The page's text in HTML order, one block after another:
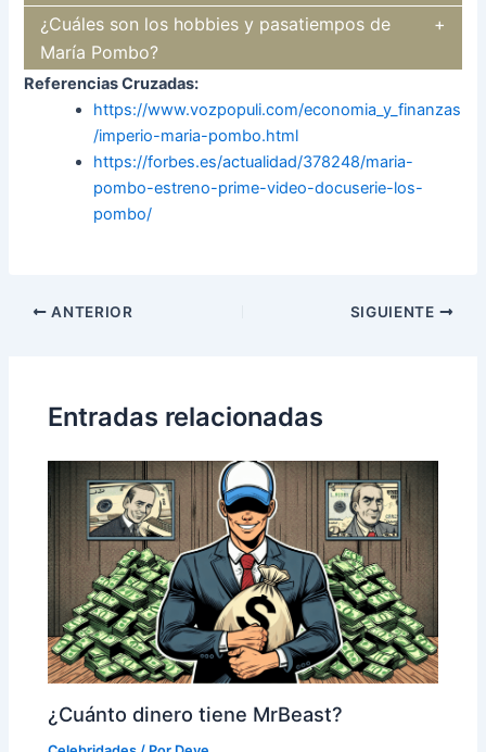
¿Cuáles son los hobbies y pasatiempos de
María Pombo?
Referencias Cruzadas:
https://www.vozpopuli.com/economia_y_finanzas
/imperio-maria-pombo.html
https://forbes.es/actualidad/378248/maria-
pombo-estreno-prime-video-docuserie-los-
pombo/
Navegación
ANTERIOR SIGUIENTE
Entradas relacionadas
¿Cuánto dinero tiene MrBeast?